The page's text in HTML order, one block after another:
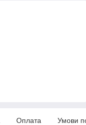
Оплата Умови